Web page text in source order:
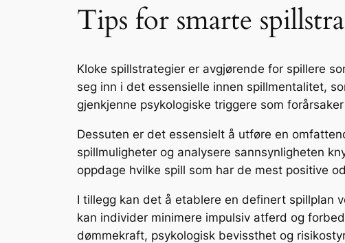
Tips for smarte
Kloke spillstrategier er avgjørende for spillere
seg inn i det essensielle innen spillmentalitet,
gjenkjenne psykologiske triggere som
Dessuten er det essensielt å utføre en
spillmuligheter og analysere sannsynligheten
oppdage hvilke spill som har de mest positive
I tillegg kan det å etablere en definert spillplan
kan individer minimere impulsiv atferd og
dømmekraft, psykologisk bevissthet og